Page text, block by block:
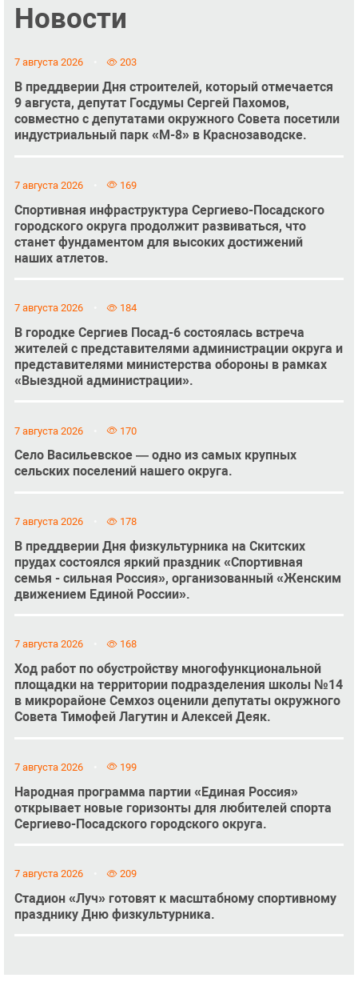
Новости
7 августа 2026 203
В преддверии Дня строителей, который отмечается
9 августа, депутат Госдумы Сергей Пахомов,
совместно с депутатами окружного Совета посетили
индустриальный парк «М-8» в Краснозаводске.
7 августа 2026 169
Спортивная инфраструктура Сергиево-Посадского
городского округа продолжит развиваться, что
станет фундаментом для высоких достижений
наших атлетов.
7 августа 2026 184
В городке Сергиев Посад-6 состоялась встреча
жителей с представителями администрации округа и
представителями министерства обороны в рамках
«Выездной администрации».
7 августа 2026 170
Село Васильевское — одно из самых крупных
сельских поселений нашего округа.
7 августа 2026 178
В преддверии Дня физкультурника на Скитских
прудах состоялся яркий праздник «Спортивная
семья - сильная Россия», организованный «Женским
движением Единой России».
7 августа 2026 168
Ход работ по обустройству многофункциональной
площадки на территории подразделения школы №14
в микрорайоне Семхоз оценили депутаты окружного
Совета Тимофей Лагутин и Алексей Деяк.
7 августа 2026 199
Народная программа партии «Единая Россия»
открывает новые горизонты для любителей спорта
Сергиево-Посадского городского округа.
7 августа 2026 209
Стадион «Луч» готовят к масштабному спортивному
празднику Дню физкультурника.